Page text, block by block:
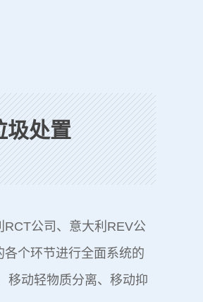
圾处置
公司、意大利REV公
个环节进行全面系统的
移动轻物质分离、移动抑